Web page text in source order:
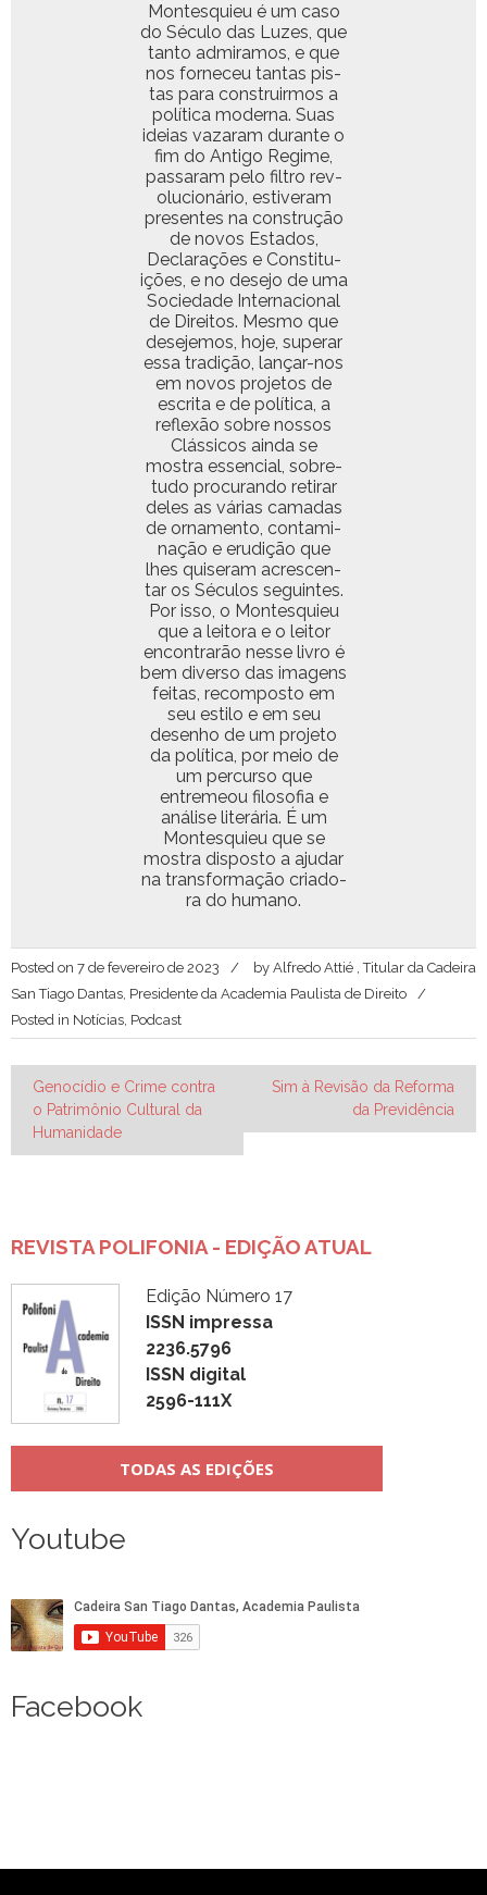
Mon­tesquieu é um caso
do Sécu­lo das Luzes, que
tan­to admi­ramos, e que
nos forneceu tan­tas pis­
tas para con­stru­irmos a
políti­ca mod­er­na. Suas
ideias vazaram durante o
fim do Anti­go Regime,
pas­saram pelo fil­tro rev­
olu­cionário, estiver­am
pre­sentes na con­strução
de novos Esta­dos,
Declar­ações e Con­sti­tu­
ições, e no dese­jo de uma
Sociedade Inter­na­cional
de Dire­itos. Mes­mo que
dese­je­mos, hoje, super­ar
essa tradição, lançar-nos
em novos pro­je­tos de
escri­ta e de políti­ca, a
reflexão sobre nos­sos
Clás­si­cos ain­da se
mostra essen­cial, sobre­
tu­do procu­ran­do reti­rar
deles as várias camadas
de orna­men­to, con­t­a­m­i­
nação e erudição que
lhes quis­er­am acres­cen­
tar os Sécu­los seguintes.
Por isso, o Mon­tesquieu
que a leito­ra e o leitor
encon­trarão nesse livro é
bem diver­so das ima­gens
feitas, recom­pos­to em
seu esti­lo e em seu
desen­ho de um pro­je­to
da políti­ca, por meio de
um per­cur­so que
entremeou filosofia e
análise literária. É um
Mon­tesquieu que se
mostra dis­pos­to a aju­dar
na trans­for­mação cri­ado­
ra do humano.
Posted on 7 de fevereiro de 2023 by Alfredo Attié , Titular da Cadeira
San Tiago Dantas, Presidente da Academia Paulista de Direito
Posted in Notícias, Podcast
Navegação
de
Post
Genocídio e Crime contra
o Patrimônio Cultural da
Humanidade
Sim à Revisão da Reforma
da Previdência
REVISTA POLIFONIA - EDIÇÃO ATUAL
Edição Número 17
ISSN impressa
2236.5796
ISSN digital
2596-111X
TODAS AS EDIÇÕES
Youtube
Facebook